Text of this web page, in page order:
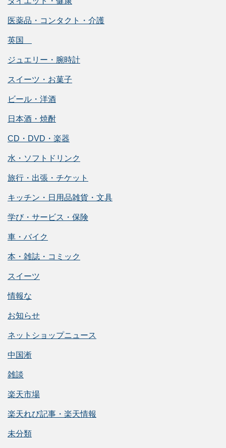
医薬品・コンタクト・介護
英国
ジュエリー・腕時計
スイーツ・お菓子
ビール・洋酒
日本酒・焼酎
CD・DVD・楽器
水・ソフトドリンク
旅行・出張・チケット
キッチン・日用品雑貨・文具
学び・サービス・保険
車・バイク
本・雑誌・コミック
スイーツ
情報な
お知らせ
ネットショップニュース
中国淅
雑談
楽天市場
楽天れび記事・楽天情報
未分類